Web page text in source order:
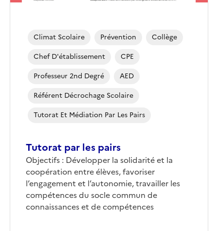
Tutorat par les pairs
Objectifs : Développer la solidarité et la
coopération entre élèves, favoriser
l’engagement et l’autonomie, travailler les
compétences du socle commun de
connaissances et de compétences
Climat Scolaire Prévention
Collège
Chef D'établissement
CPE
Professeur 2nd Degré
AED
Référent Décrochage Scolaire
Tutorat Et Médiation Par Les Pairs